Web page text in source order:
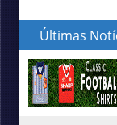
ÚltimasSudu